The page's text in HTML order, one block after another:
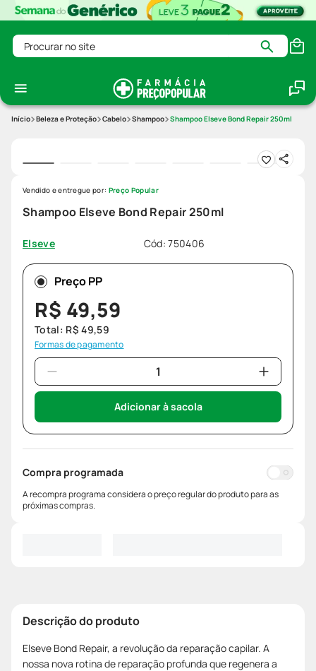
Procurar no site
Beleza e Proteção Cabelo Shampoo Shampoo Elseve Bond Repair 250ml
Shampoo Elseve Bond Repair 250ml
Elseve Cód:750406
Vendido e entregue por: Preço Popular
Preço PP
R$ 49,59
Total: R$ 49,59
Formas de pagamento
Adicionar à sacola
Compra programada
A recompra programa considera o preço regular do produto para as
próximas compras.
Descrição do produto
Elseve Bond Repair, a revolução da reparação capilar. A
nossa nova rotina de reparação profunda que regenera a